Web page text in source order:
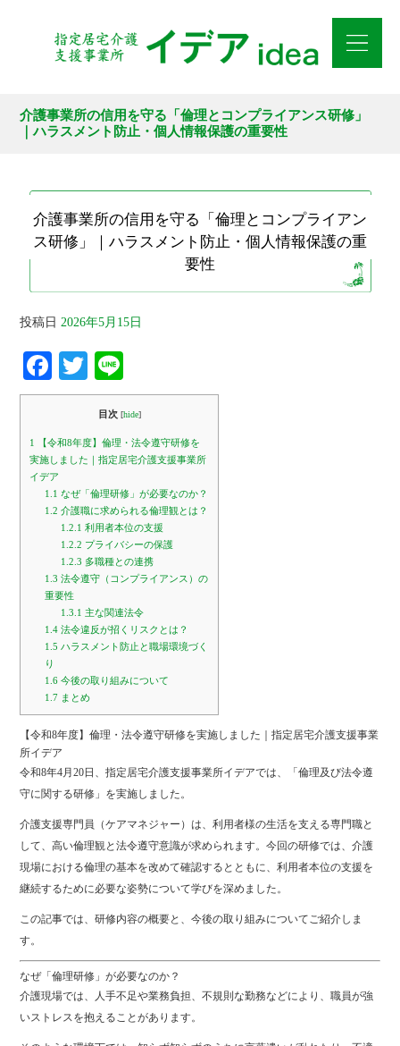
介護事業所の信用を守る「倫理とコンプライアンス研修」
｜ハラスメント防止・個人情報保護の重要性
介護事業所の信用を守る「倫理とコンプライアン
ス研修」｜ハラスメント防止・個人情報保護の重
要性
投稿日 2026年5月15日
Fa
ce
ok
T
wi
tte
r
ne
目次 [hide]
1
【令和8年度】倫理・法令遵守研修を
実施しました｜指定居宅介護支援事業所
イデア
1.1 なぜ「倫理研修」が必要なのか？
1.2 介護職に求められる倫理観とは？
1.2.1 利用者本位の支援
1.2.2 プライバシーの保護
1.2.3 多職種との連携
1.3 法令遵守（コンプライアンス）の
重要性
1.3.1 主な関連法令
1.4 法令違反が招くリスクとは？
1.5 ハラスメント防止と職場環境づく
り
1.6 今後の取り組みについて
1.7 まとめ
【令和8年度】倫理・法令遵守研修を実施しました｜指定居宅介護支援事業
所イデア
令和8年4月20日、指定居宅介護支援事業所イデアでは、「倫理及び法令遵
守に関する研修」を実施しました。
介護支援専門員（ケアマネジャー）は、利用者様の生活を支える専門職と
して、高い倫理観と法令遵守意識が求められます。今回の研修では、介護
現場における倫理の基本を改めて確認するとともに、利用者本位の支援を
継続するために必要な姿勢について学びを深めました。
この記事では、研修内容の概要と、今後の取り組みについてご紹介しま
す。
なぜ「倫理研修」が必要なのか？
介護現場では、人手不足や業務負担、不規則な勤務などにより、職員が強
いストレスを抱えることがあります。